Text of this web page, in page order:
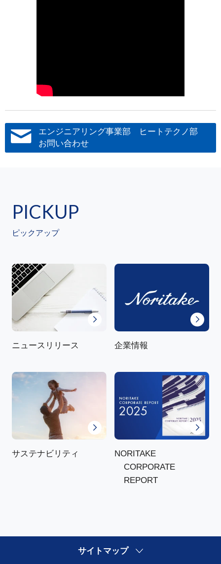
エンジニアリング事業部 ヒートテクノ部
お問い合わせ
PICKUP
ピックアップ
ニュースリリース 企業情報
サステナビリティ
NORITAKE
CORPORATE
REPORT
サイトマップ